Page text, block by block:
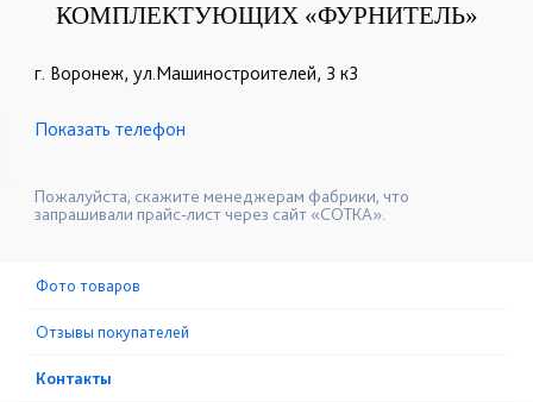
КОМПЛЕКТУЮЩИХ «ФУРНИТЕЛЬ»
г. Воронеж, ул.Машиностроителей, 3 к3
☎+7(473)20-20-620
Показать телефон
Пожалуйста, скажите менеджерам фабрики, что
запрашивали прайс-лист через сайт «СОТКА».
Фото товаров
Отзывы покупателей
Контакты